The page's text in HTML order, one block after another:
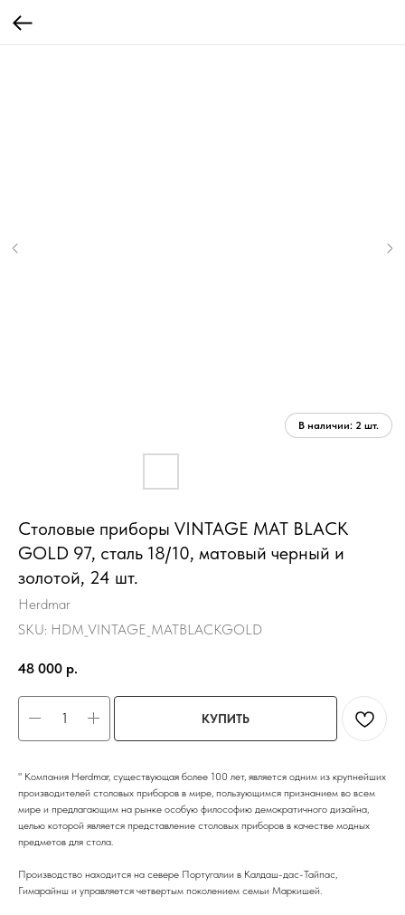
Столовые приборы VINTAGE MAT BLACK
GOLD 97, сталь 18/10, матовый черный и
золотой, 24 шт.
Herdmar
SKU: HDM_VINTAGE_MATBLACKGOLD
48 000 р.
КУПИТЬ
" Компания Herdmar, существующая более 100 лет, является одним из крупнейших
производителей столовых приборов в мире, пользующимся признанием во всем
мире и предлагающим на рынке особую философию демократичного дизайна,
целью которой является представление столовых приборов в качестве модных
предметов для стола.
Производство находится на севере Португалии в Калдаш-дас-Тайпас,
Гимарайнш и управляется четвертым поколением семьи Маркишей.